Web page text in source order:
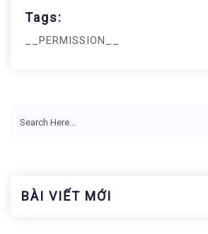
Tags:
__PERMISSION__
BÀI VIẾT MỚI